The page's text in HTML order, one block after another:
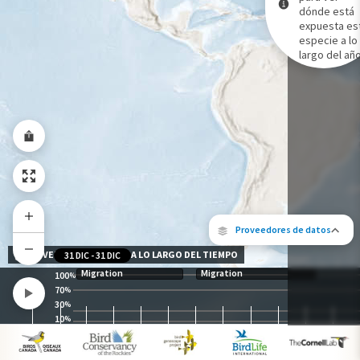
Proveedores de datos
Los siguientes socios contribuyeron
Gama de especies por estación
Gama de verano
Rango de invierno
Rango a lo largo del año
dónde está
expuesta
especie a lo
largo del
100%
70%
30%
10%
Migration Migration
31 DIC -31 DIC
NIVEL DE EXPOSICIÓN A LO LARGO DEL TIEMPO